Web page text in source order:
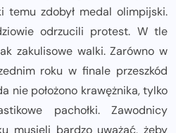
temu zdobył medal olimpijski.
odrzucili protest. W tle
zakulisowe walki. Zarówno w
roku w finale przeszkód
nie położono krawężnika, tylko
pachołki. Zawodnicy
musieli bardzo uważać, żeby